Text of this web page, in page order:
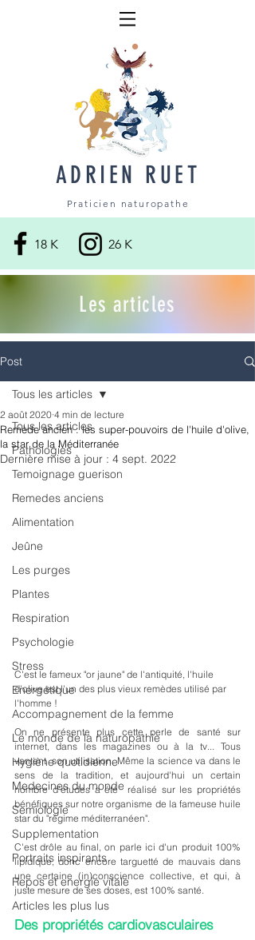
ADRIEN RUET
Praticien naturopathe
18 K 26 K
Les articles
Post
Tous les articles
Pathologies
Temoignage guerison
Remedes anciens
Alimentation
Jeûne
Les purges
Plantes
Respiration
Psychologie
Stress
Energétique
Accompagnement de la femme
Le monde de la naturopathie
Hygiène quotidienne
Medecines du monde
Semiologie
Supplementation
Portraits inspirants
Repos et energie vitale
Articles les plus lus
Tous les articles
Remède ancien : les super-pouvoirs de l'huile d'olive,
la star de la Méditerranée
2 août 2020 4 min de lecture
Dernière mise à jour : 4 sept. 2022
C'est le fameux "or jaune" de l'antiquité, l'huile
d'olive est l'un des plus vieux remèdes utilisé par
l'homme !
On ne présente plus cette perle de santé sur
internet, dans les magazines ou à la tv... Tous
vantent  son utilisation. Même la science va dans le
sens de la tradition, et aujourd'hui un certain
nombre d'études a été  réalisé sur les propriétés
bénéfiques sur notre organisme de la fameuse huile
star du "régime méditerranéen".
C'est drôle au final, on parle ici d'un produit 100%
lipidique, donc encore targuetté de mauvais dans
une certaine (in)conscience collective, et qui, à
juste mesure de ses doses, est 100% santé.
Des propriétés cardiovasculaires